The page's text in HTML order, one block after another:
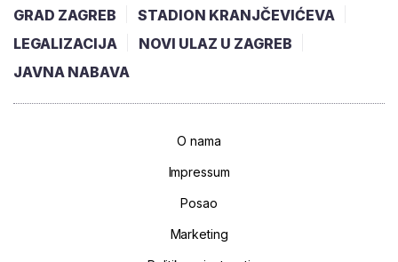
GRAD ZAGREB
STADION KRANJČEVIĆEVA
LEGALIZACIJA
NOVI ULAZ U ZAGREB
JAVNA NABAVA
O nama
Impressum
Posao
Marketing